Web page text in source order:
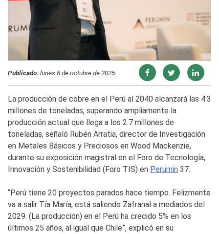
Publicado:lunes 6 de octubre de 2025
La producción de cobre en el Perú al 2040 alcanzará las 4.3
millones de toneladas, superando ampliamente la
producción actual que llega a los 2.7 millones de
toneladas, señaló Rubén Arratia, director de Investigación
en Metales Básicos y Preciosos en Wood Mackenzie,
durante su exposición magistral en el Foro de Tecnología,
Innovación y Sostenibilidad (Foro TIS) en Perumin 37.
“Perú tiene 20 proyectos parados hace tiempo. Felizmente
va a salir Tía María, está saliendo Zafranal a mediados del
2029. (La producción) en el Perú ha crecido 5% en los
últimos 25 años, al igual que Chile”, explicó en su